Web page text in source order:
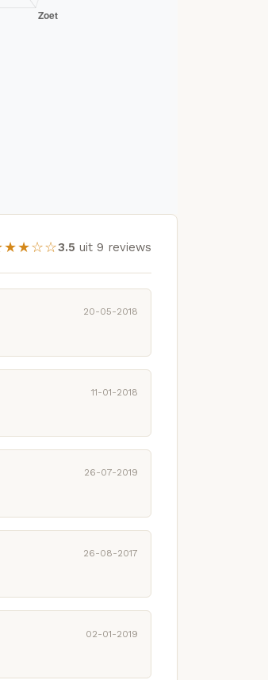
3.5 uit 9 reviews
20-05-2018
11-01-2018
26-07-2019
26-08-2017
02-01-2019